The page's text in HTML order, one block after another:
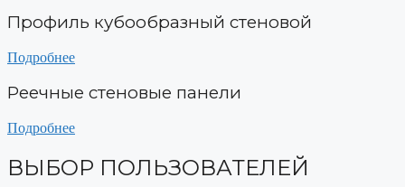
Профиль кубообразный стеновой
Подробнее
Реечные стеновые панели
Подробнее
ВЫБОР ПОЛЬЗОВАТЕЛЕЙ